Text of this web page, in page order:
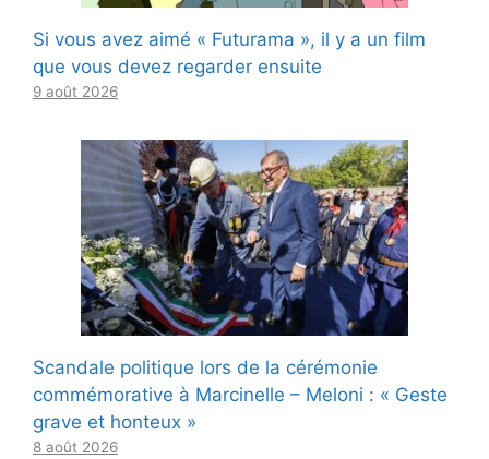
Si vous avez aimé « Futurama », il y a un film
que vous devez regarder ensuite
9 août 2026
Scandale politique lors de la cérémonie
commémorative à Marcinelle – Meloni : « Geste
grave et honteux »
8 août 2026